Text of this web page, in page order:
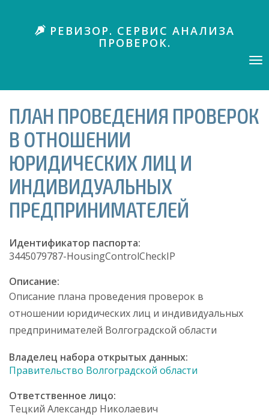
р
е
о
с
в
н
о
м
у
о
д
ж
а
и
РЕВИЗОР. СЕРВИС АНАЛИЗА
ПРОВЕРОК.
ПЛАН ПРОВЕДЕНИЯ ПРОВЕРОК
В ОТНОШЕНИИ
ЮРИДИЧЕСКИХ ЛИЦ И
ИНДИВИДУАЛЬНЫХ
ПРЕДПРИНИМАТЕЛЕЙ
Идентификатор паспорта:
3445079787-HousingControlCheckIP
Описание:
Описание плана проведения проверок в
отношении юридических лиц и индивидуальных
предпринимателей Волгоградской области
Владелец набора открытых данных:
Правительство Волгоградской области
Ответственное лицо:
Тецкий Александр Николаевич